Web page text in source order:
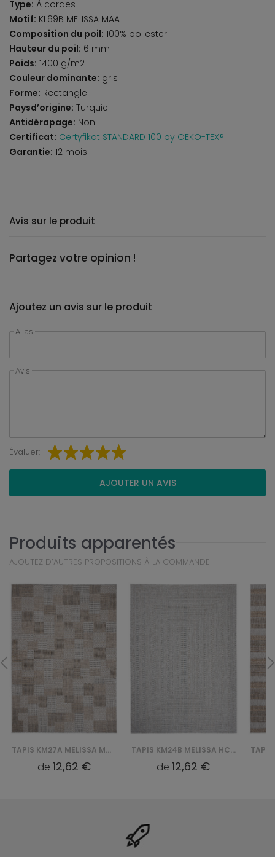
Type: À cordes
Motif: KL69B MELISSA MAA
Composition du poil: 100% poliester
Hauteur du poil: 6 mm
Poids: 1400 g/m2
Couleur dominante: gris
Forme: Rectangle
Paysd’origine: Turquie
Antidérapage: Non
Certificat: Certyfikat STANDARD 100 by OEKO-TEX®
Garantie: 12 mois
Avis sur le produit
Partagez votre opinion !
Ajoutez un avis sur le produit
Alias
Avis
Évaluer:
AJOUTER UN AVIS
Produits apparentés
AJOUTEZ D’AUTRES PROPOSITIONS À LA COMMANDE
TAPIS KM27A MELISSA MAA - SZARY
de 12,62 €
TAPIS KM24B MELISSA HCV - SZARY
de12,62 €